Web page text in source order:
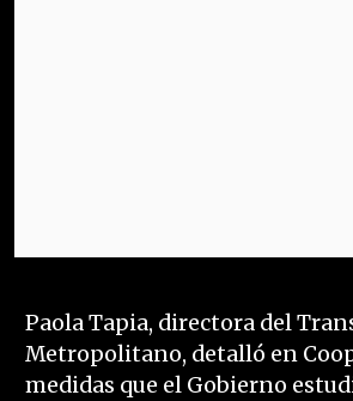
Paola Tapia, directora del
Metropolitano, detalló en
medidas que el Gobierno